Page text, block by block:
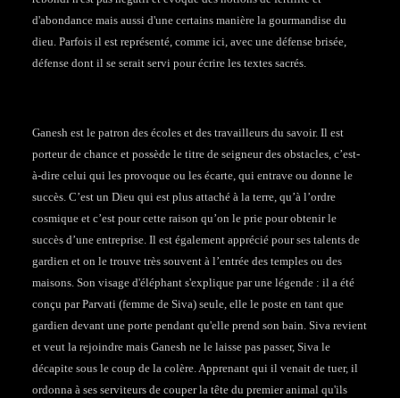
d'abondance mais aussi d'une certains manière la gourmandise du
dieu. Parfois il est représenté, comme ici, avec une défense brisée,
défense dont il se serait servi pour écrire les textes sacrés.
Ganesh est le patron des écoles et des travailleurs du savoir. Il est
porteur de chance et possède le titre de seigneur des obstacles, c’est-
à-dire celui qui les provoque ou les écarte, qui entrave ou donne le
succès. C’est un Dieu qui est plus attaché à la terre, qu’à l’ordre
cosmique et c’est pour cette raison qu’on le prie pour obtenir le
succès d’une entreprise. Il est également apprécié pour ses talents de
gardien et on le trouve très souvent à l’entrée des temples ou des
maisons. Son visage d'éléphant s'explique par une légende : il a été
conçu par Parvati (femme de Siva) seule, elle le poste en tant que
gardien devant une porte pendant qu'elle prend son bain. Siva revient
et veut la rejoindre mais Ganesh ne le laisse pas passer, Siva le
décapite sous le coup de la colère. Apprenant qui il venait de tuer, il
ordonna à ses serviteurs de couper la tête du premier animal qu'ils